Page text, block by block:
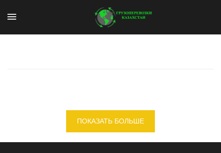
ПОКАЗАТЬ БОЛЬШЕ